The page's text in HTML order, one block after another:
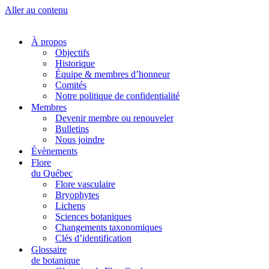
Aller au contenu
À propos
Objectifs
Historique
Équipe & membres d’honneur
Comités
Notre politique de confidentialité
Membres
Devenir membre ou renouveler
Bulletins
Nous joindre
Évènements
Flore
du Québec
Flore vasculaire
Bryophytes
Lichens
Sciences botaniques
Changements taxonomiques
Clés d’identification
Glossaire
de botanique